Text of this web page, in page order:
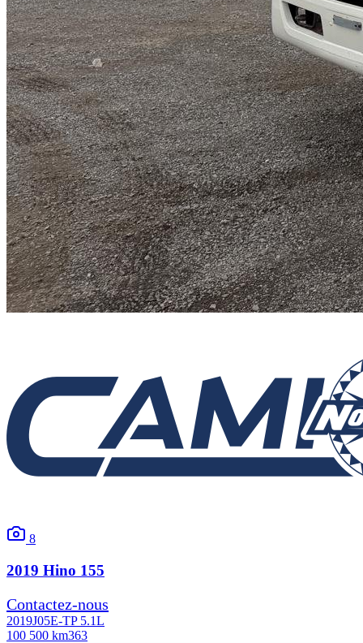
8
2019 Hino 155
Contactez-nous
2019J05E-TP 5.1L
100 500 km363